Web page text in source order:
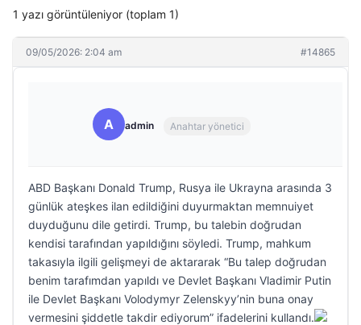
1 yazı görüntüleniyor (toplam 1)
09/05/2026: 2:04 am #14865
A admin Anahtar yönetici
ABD Başkanı Donald Trump, Rusya ile Ukrayna arasında 3
günlük ateşkes ilan edildiğini duyurmaktan memnuiyet
duyduğunu dile getirdi. Trump, bu talebin doğrudan
kendisi tarafından yapıldığını söyledi. Trump, mahkum
takasıyla ilgili gelişmeyi de aktararak “Bu talep doğrudan
benim tarafımdan yapıldı ve Devlet Başkanı Vladimir Putin
ile Devlet Başkanı Volodymyr Zelenskyy’nin buna onay
vermesini şiddetle takdir ediyorum” ifadelerini kullandı.